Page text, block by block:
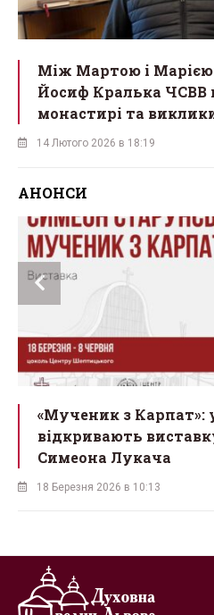
Між Мартою і
Йосиф Кралька
монастирі та
14 Лютого 2026 в 18:19
АНОНСИ
«Мученик з Карпат»:
відкривають
Симеона Лукача
18 Березня 2026 в 10:13